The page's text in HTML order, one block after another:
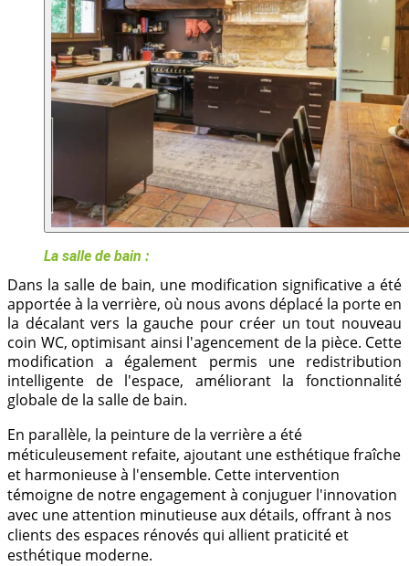
La salle de bain :
Dans la salle de bain, une modification significative a été
apportée à la verrière, où nous avons déplacé la porte en
la décalant vers la gauche pour créer un tout nouveau
coin WC, optimisant ainsi l'agencement de la pièce. Cette
modification a également permis une redistribution
intelligente de l'espace, améliorant la fonctionnalité
globale de la salle de bain.
En parallèle, la peinture de la verrière a été
méticuleusement refaite, ajoutant une esthétique fraîche
et harmonieuse à l'ensemble. Cette intervention
témoigne de notre engagement à conjuguer l'innovation
avec une attention minutieuse aux détails, offrant à nos
clients des espaces rénovés qui allient praticité et
esthétique moderne.